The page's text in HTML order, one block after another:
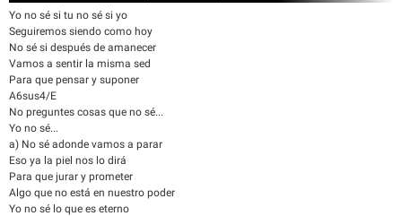
Yo no sé si tu no sé si yo
Seguiremos siendo como hoy
No sé si después de amanecer
Vamos a sentir la misma sed
Para que pensar y suponer
A6sus4/E
No preguntes cosas que no sé...
Yo no sé...
a) No sé adonde vamos a parar
Eso ya la piel nos lo dirá
Para que jurar y prometer
Algo que no está en nuestro poder
Yo no sé lo que es eterno